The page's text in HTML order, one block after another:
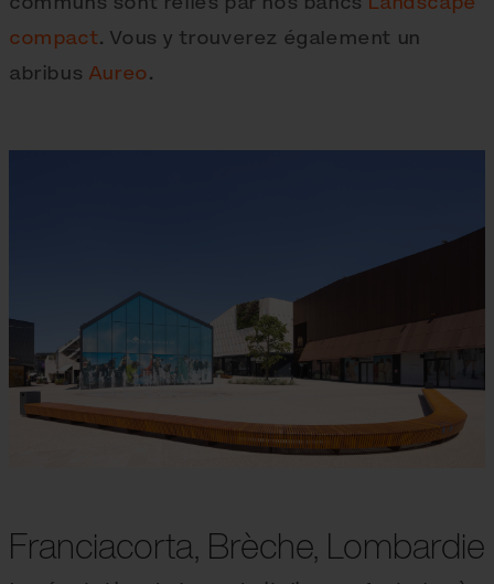
compact. Vous y trouverez également un
abribus Aureo.
Franciacorta, Brèche, Lombardie